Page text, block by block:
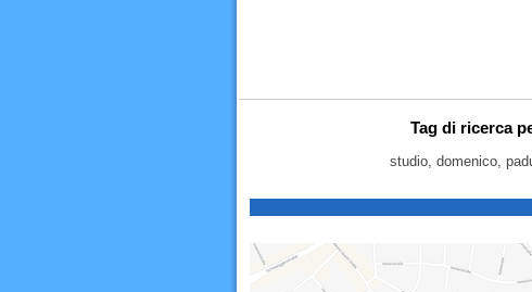
Tag di ricerca
studio, domenico,